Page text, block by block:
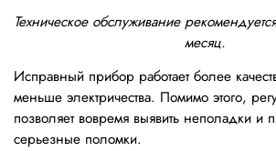
Техническое обслуживание
месяц.
Исправный прибор работает более
меньше электричества. Помимо этого,
позволяет вовремя выявить неполадки и
серьезные поломки.